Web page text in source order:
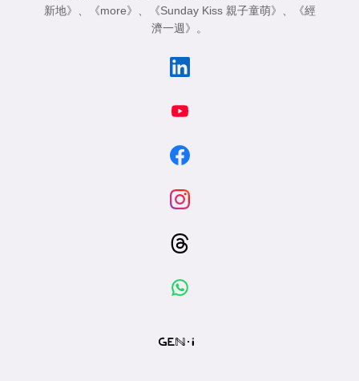
新地》
《more》 《Sunday Kiss 親子童萌》
《經
濟一週》
。